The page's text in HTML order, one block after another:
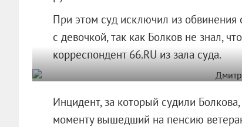
При этом суд исключил из обвинения
с девочкой, так как Болков не знал,
корреспондент 66.RU из зала суда.
Инцидент, за который судили
моменту вышедший на пенсию